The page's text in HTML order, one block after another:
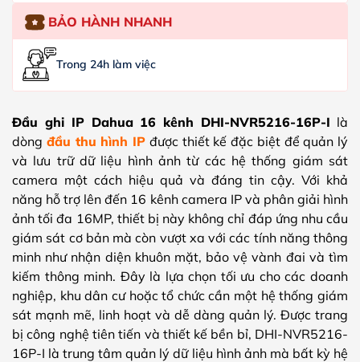
BẢO HÀNH NHANH
Trong 24h làm việc
Đầu ghi IP Dahua 16 kênh DHI-NVR5216-16P-I là
dòng đầu thu hình IP được thiết kế đặc biệt để quản lý
và lưu trữ dữ liệu hình ảnh từ các hệ thống giám sát
camera một cách hiệu quả và đáng tin cậy. Với khả
năng hỗ trợ lên đến 16 kênh camera IP và phân giải hình
ảnh tối đa 16MP, thiết bị này không chỉ đáp ứng nhu cầu
giám sát cơ bản mà còn vượt xa với các tính năng thông
minh như nhận diện khuôn mặt, bảo vệ vành đai và tìm
kiếm thông minh. Đây là lựa chọn tối ưu cho các doanh
nghiệp, khu dân cư hoặc tổ chức cần một hệ thống giám
sát mạnh mẽ, linh hoạt và dễ dàng quản lý. Được trang
bị công nghệ tiên tiến và thiết kế bền bỉ, DHI-NVR5216-
16P-I là trung tâm quản lý dữ liệu hình ảnh mà bất kỳ hệ